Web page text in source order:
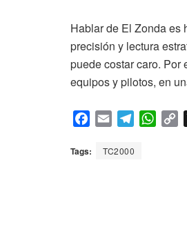
Hablar de El Zonda es
precisión y lectura
puede costar caro. Por
equipos y pilotos, en
c
a
W
Tags: TC2000